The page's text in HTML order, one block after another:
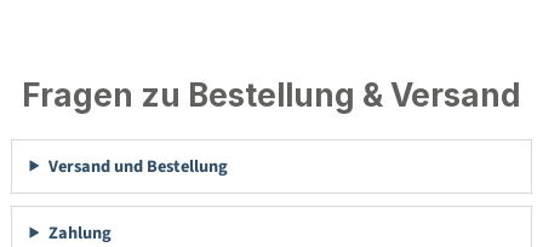
Fragen zu Bestellung & Versand
Versand und Bestellung
Zahlung